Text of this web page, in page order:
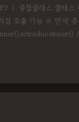
중첩클래스 클래스
접 호출 가능 ※ 만약
outer.text =